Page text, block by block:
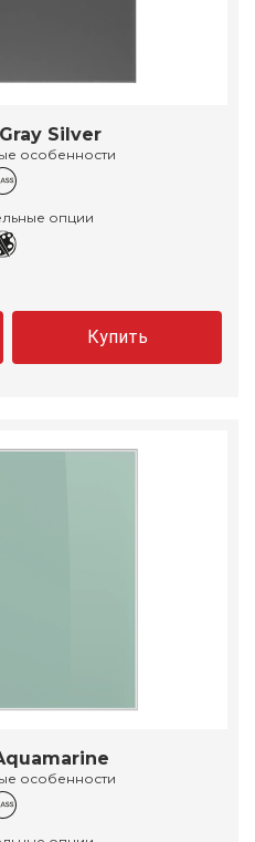
Silver
особенности
опции
Купить
особенности